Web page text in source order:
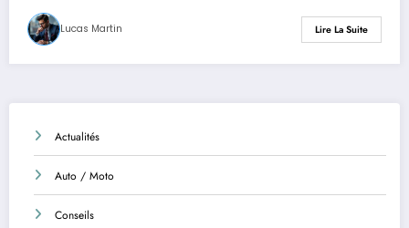
Lucas Martin Lire La Suite
Actualités
Auto / Moto
Conseils